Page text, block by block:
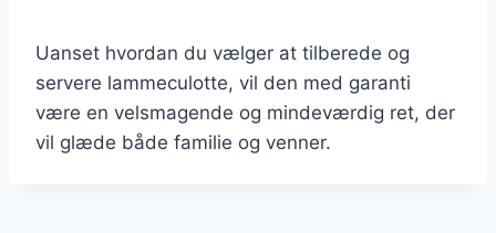
Uanset hvordan du vælger at tilberede og
servere lammeculotte, vil den med garanti
være en velsmagende og mindeværdig ret, der
vil glæde både familie og venner.